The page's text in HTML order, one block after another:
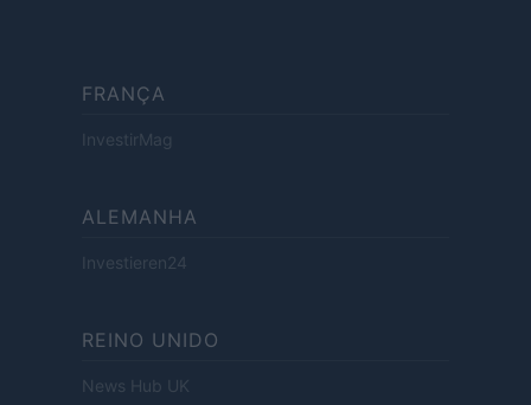
FRANÇA
InvestirMag
ALEMANHA
Investieren24
REINO UNIDO
News Hub UK